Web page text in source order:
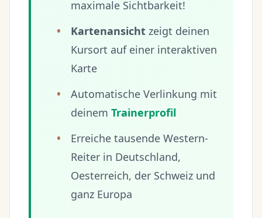
maximale Sichtbarkeit!
Kartenansicht zeigt deinen
Kursort auf einer interaktiven
Karte
Automatische Verlinkung mit
deinem Trainerprofil
Erreiche tausende Western-
Reiter in Deutschland,
Oesterreich, der Schweiz und
ganz Europa